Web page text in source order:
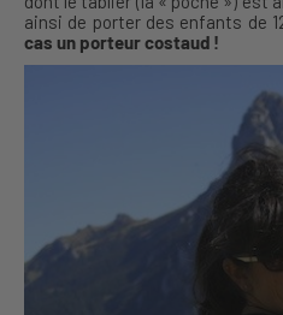
ainsi de porter des enfants de
cas un porteur costaud !